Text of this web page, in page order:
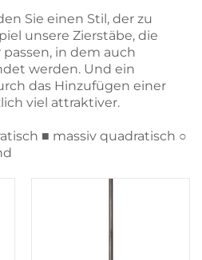
Sie einen Stil, der zu
unsere Zierstäbe, die
in dem auch
werden. Und ein
das Hinzufügen einer
viel attraktiver.
■ massiv quadratisch ○